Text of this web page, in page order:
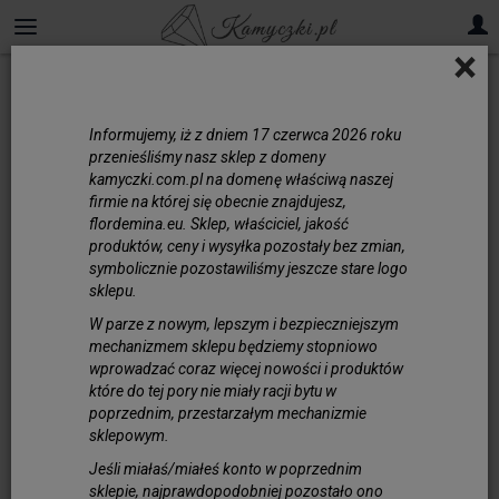
×
Informujemy, iż z dniem 17 czerwca 2026 roku
przenieśliśmy nasz sklep z domeny
kamyczki.com.pl na domenę właściwą naszej
firmie na której się obecnie znajdujesz,
flordemina.eu. Sklep, właściciel, jakość
produktów, ceny i wysyłka pozostały bez zmian,
symbolicznie pozostawiliśmy jeszcze stare logo
sklepu.
W parze z nowym, lepszym i bezpieczniejszym
mechanizmem sklepu będziemy stopniowo
wprowadzać coraz więcej nowości i produktów
które do tej pory nie miały racji bytu w
poprzednim, przestarzałym mechanizmie
sklepowym.
Jeśli miałaś/miałeś konto w poprzednim
sklepie, najprawdopodobniej pozostało ono